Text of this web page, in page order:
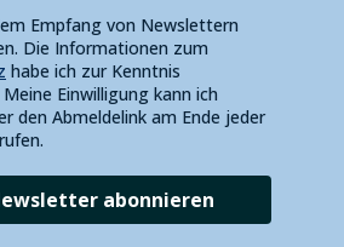
Empfang von Newslettern
Die Informationen zum
habe ich zur Kenntnis
Einwilligung kann ich
den Abmeldelink am Ende jeder
abonnieren